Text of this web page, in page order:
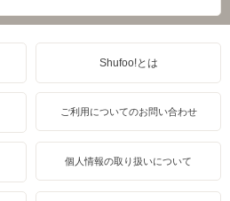
Shufoo!とは
ご利用についてのお問い合わせ
個人情報の取り扱いについて